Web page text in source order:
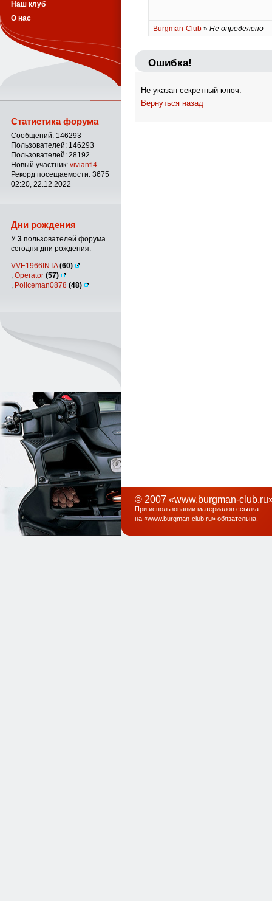
Burgman-Club » Не определено
Ошибка!
Не указан секретный ключ.
Вернуться назад
Наш клуб
О нас
Статистика форума
Сообщений: 146293
Пользователей: 146293
Пользователей: 28192
Новый участник: vivianfl4
Рекорд посещаемости: 3675
02:20, 22.12.2022
Дни рождения
У 3 пользователей форума
сегодня дни рождения:
VVE1966INTA(60)
Operator (57)
Policeman0878 (48)
© 2007 «www.burgman-
При использовании материалов ссылка
на «www.burgman-club.ru» обязательна